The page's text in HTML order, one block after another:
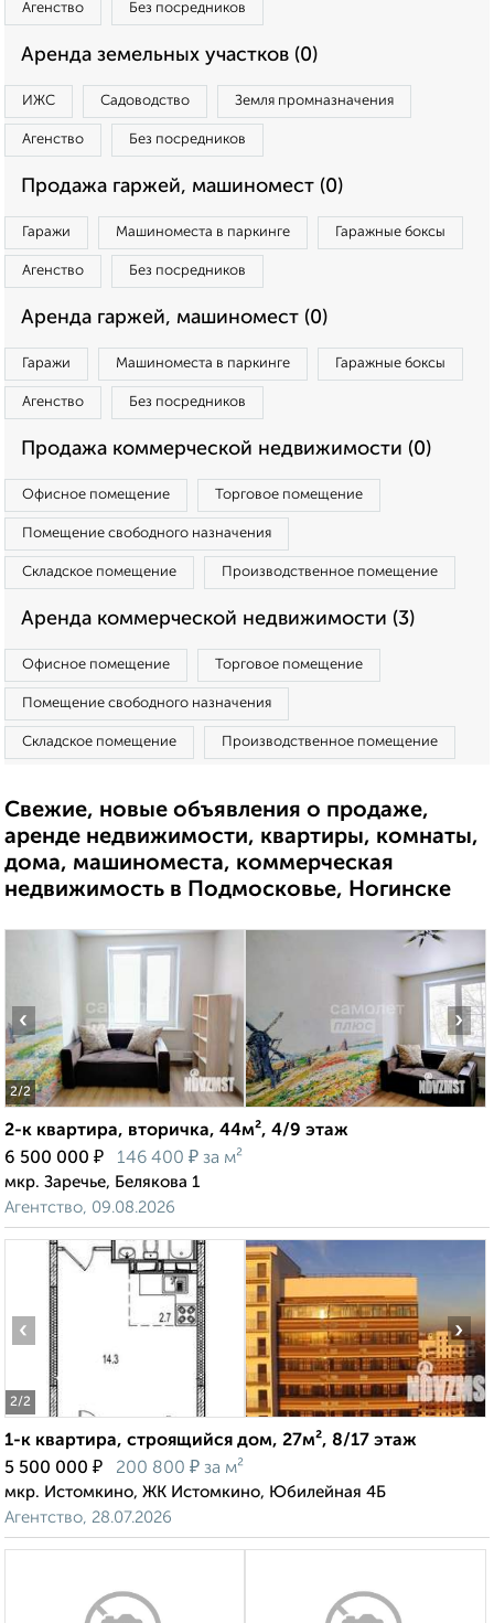
Агенство Без посредников
Аренда земельных участков (0)
ИЖС Садоводство Земля промназначения
Агенство Без посредников
Продажа гаржей, машиномест (0)
Гаражи Машиноместа в паркинге Гаражные боксы
Агенство Без посредников
Аренда гаржей, машиномест (0)
Гаражи Машиноместа в паркинге Гаражные боксы
Агенство Без посредников
Продажа коммерческой недвижимости (0)
Офисное помещение Торговое помещение
Помещение свободного назначения
Складское помещение Производственное помещение
Аренда коммерческой недвижимости (3)
Офисное помещение Торговое помещение
Помещение свободного назначения
Складское помещение Производственное помещение
Свежие, новые объявления о продаже,
аренде недвижимости, квартиры, комнаты,
дома, машиноместа, коммерческая
недвижимость в Подмосковье, Ногинске
2/2
‹ ›
2-к квартира, вторичка, 44м², 4/9 этаж
6 500 000 ₽ 146 400 ₽ за м²
мкр. Заречье, Белякова 1
Агентство, 09.08.2026
2/2
‹ ›
1-к квартира, строящийся дом, 27м², 8/17 этаж
5 500 000 ₽ 200 800 ₽ за м²
мкр. Истомкино, ЖК Истомкино, Юбилейная 4Б
Агентство, 28.07.2026